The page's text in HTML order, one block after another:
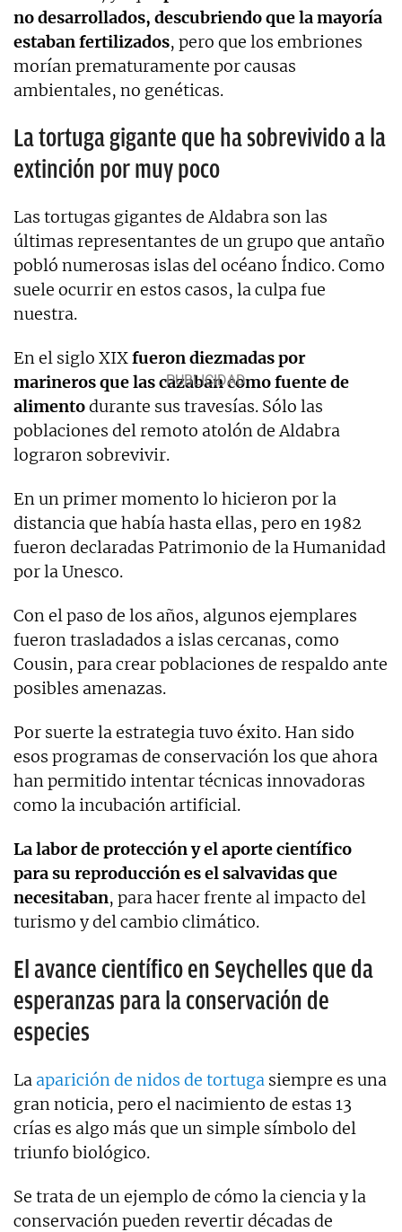
no desarrollados, descubriendo que la mayoría
estaban fertilizados, pero que los embriones
morían prematuramente por causas
ambientales, no genéticas.
La tortuga gigante que ha sobrevivido a la
extinción por muy poco
Las tortugas gigantes de Aldabra son las
últimas representantes de un grupo que antaño
pobló numerosas islas del océano Índico. Como
suele ocurrir en estos casos, la culpa fue
nuestra.
En el siglo XIXfueron diezmadas por
marineros que las cazaban como fuente de
alimentodurante sus travesías. Sólo las
poblaciones del remoto atolón de Aldabra
lograron sobrevivir.
En un primer momento lo hicieron por la
distancia que había hasta ellas, pero en 1982
fueron declaradas Patrimonio de la Humanidad
por la Unesco.
Con el paso de los años, algunos ejemplares
fueron trasladados a islas cercanas, como
Cousin, para crear poblaciones de respaldo ante
posibles amenazas.
Por suerte la estrategia tuvo éxito. Han sido
esos programas de conservación los que ahora
han permitido intentar técnicas innovadoras
como la incubación artificial.
La labor de protección y el aporte científico
para su reproducción es el salvavidas que
necesitaban, para hacer frente al impacto del
turismo y del cambio climático.
El avance científico en Seychelles que da
esperanzas para la conservación de
especies
La aparición de nidos de tortuga siempre es una
gran noticia, pero el nacimiento de estas 13
crías es algo más que un simple símbolo del
triunfo biológico.
Se trata de un ejemplo de cómo la ciencia y la
conservación pueden revertir décadas de